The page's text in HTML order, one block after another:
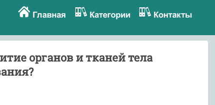
Главная Категории Контакты
органов и тканей тела